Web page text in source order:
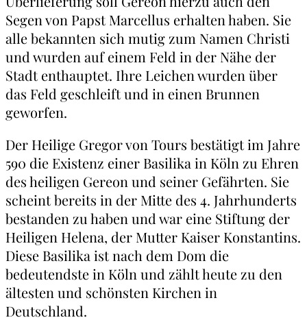
Segen von Papst Marcellus erhalten haben. Sie
alle bekannten sich mutig zum Namen Christi
und wurden auf einem Feld in der Nähe der
Stadt enthauptet. Ihre Leichen wurden über
das Feld geschleift und in einen Brunnen
geworfen.
Der Heilige Gregor von Tours bestätigt im Jahre
590 die Existenz einer Basilika in Köln zu Ehren
des heiligen Gereon und seiner Gefährten. Sie
scheint bereits in der Mitte des 4. Jahrhunderts
bestanden zu haben und war eine Stiftung der
Heiligen Helena, der Mutter Kaiser Konstantins.
Diese Basilika ist nach dem Dom die
bedeutendste in Köln und zählt heute zu den
ältesten und schönsten Kirchen in
Deutschland.